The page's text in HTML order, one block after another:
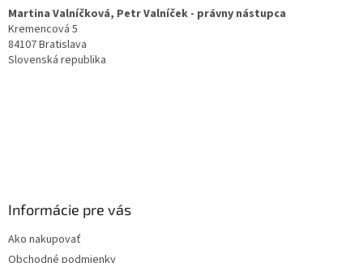
Martina Valníčková, Petr Valníček - právny nástupca
Kremencová 5
84107 Bratislava
Slovenská republika
Informácie pre vás
Ako nakupovať
Obchodné podmienky